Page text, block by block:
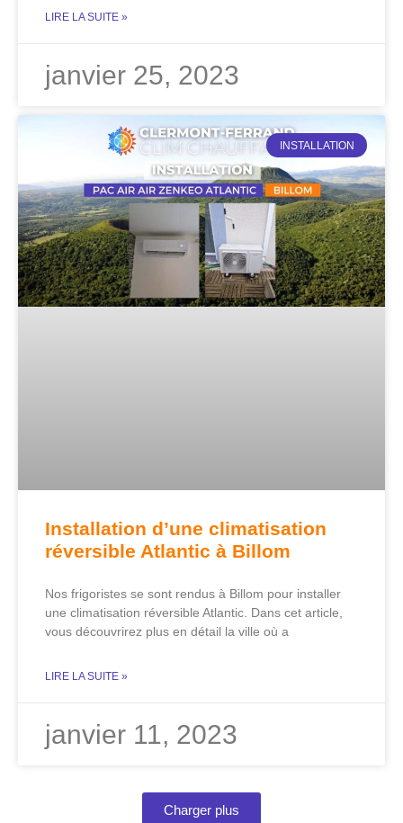
LIRE LA SUITE »
janvier 25, 2023
INSTALLATION
Installation d’une climatisation
réversible Atlantic à Billom
Nos frigoristes se sont rendus à Billom pour installer
une climatisation réversible Atlantic. Dans cet article,
vous découvrirez plus en détail la ville où a
LIRE LA SUITE »
janvier 11, 2023
Charger plus